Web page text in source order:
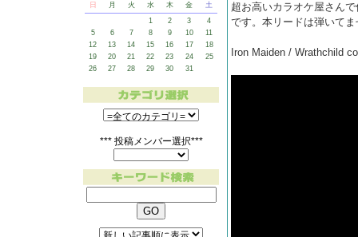
日 月 火 水 木 金
土
1
2 3
4
5
6 7 8 9 10
11
12
13 14 15 16 17
18
19
20 21 22 23 24
25
26
27 28 29 30 31
*** 投稿メンバー選択***
超お高いカラオケ屋さん
です。本リードは弾いて
Iron Maiden / Wrathchild